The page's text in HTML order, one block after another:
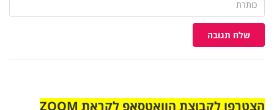
שלח תגובה
הצטרפו לקבוצת הוואטסאפ לקראת ZOOM